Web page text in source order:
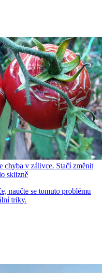
chyba v zálivce. Stačí změnit
sklizně
naučte se tomuto problému
triky.